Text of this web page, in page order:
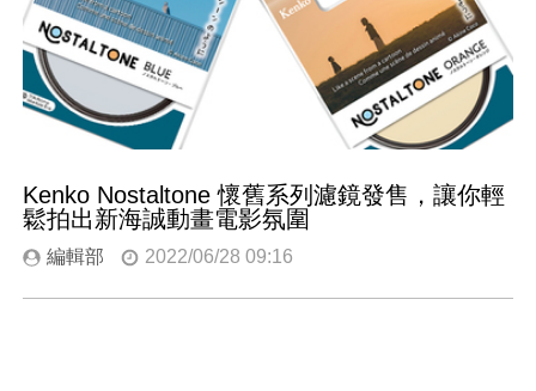
Kenko Nostaltone 懷舊系列濾鏡發售，讓你輕
鬆拍出新海誠動畫電影氛圍
編輯部 2022/06/28 09:16